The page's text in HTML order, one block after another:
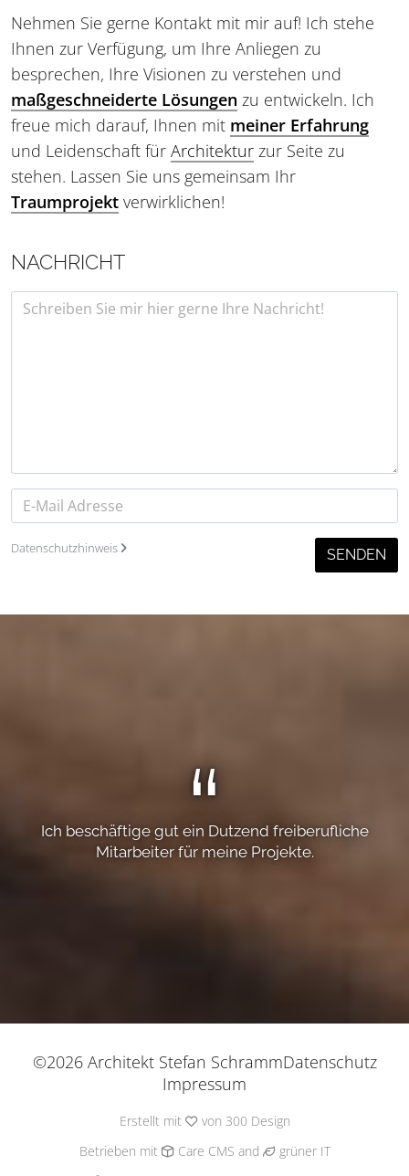
Nehmen Sie gerne Kontakt mit mir auf! Ich stehe
Ihnen zur Verfügung, um Ihre Anliegen zu
besprechen, Ihre Visionen zu verstehen und
maßgeschneiderte Lösungen zu entwickeln. Ich
freue mich darauf, Ihnen mit meiner Erfahrung
und Leidenschaft für Architektur zur Seite zu
stehen. Lassen Sie uns gemeinsam Ihr
Traumprojekt verwirklichen!
NACHRICHT
Datenschutzhinweis SENDEN
Ich beschäftige gut ein Dutzend freiberufliche
Mitarbeiter für meine Projekte.
©2026 Architekt Stefan SchrammDatenschutz
Impressum
Erstellt mit von 300 Design
Betrieben mit
Care CMS and
grüner IT